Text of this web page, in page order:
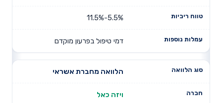
5.5%-11.5%
דמי טיפול בפרעון מוקדם
הלוואה מחברת אשראי
ויזה כאל